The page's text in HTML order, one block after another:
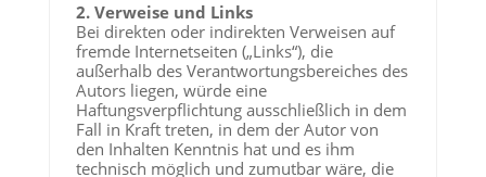
2. Verweise und Links
Bei direkten oder indirekten Verweisen auf
fremde Internetseiten („Links“), die
außerhalb des Verantwortungsbereiches des
Autors liegen, würde eine
Haftungsverpflichtung ausschließlich in dem
Fall in Kraft treten, in dem der Autor von
den Inhalten Kenntnis hat und es ihm
technisch möglich und zumutbar wäre, die